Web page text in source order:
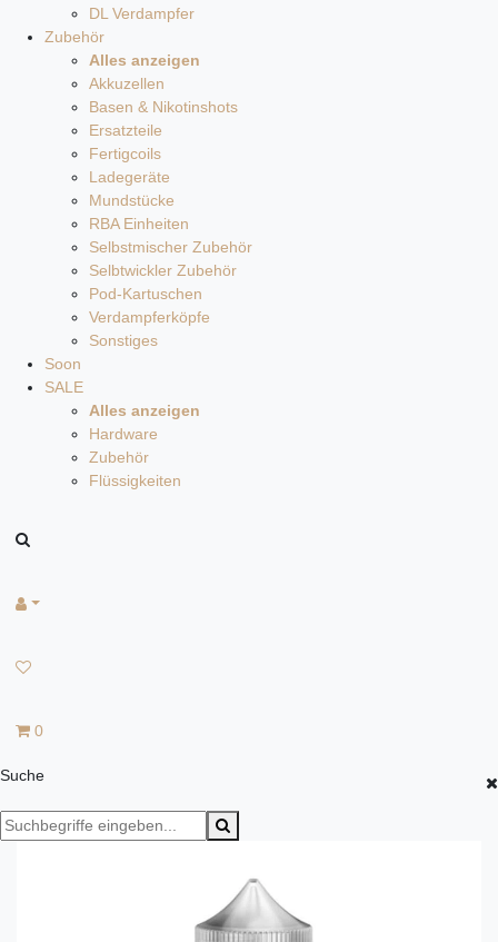
DL Verdampfer
Zubehör
Alles anzeigen
Akkuzellen
Basen & Nikotinshots
Ersatzteile
Fertigcoils
Ladegeräte
Mundstücke
RBA Einheiten
Selbstmischer Zubehör
Selbtwickler Zubehör
Pod-Kartuschen
Verdampferköpfe
Sonstiges
Soon
SALE
Alles anzeigen
Hardware
Zubehör
Flüssigkeiten
0
Suche